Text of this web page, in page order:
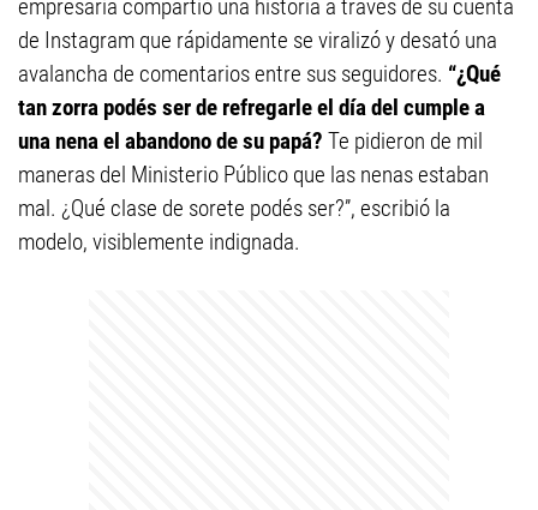
empresaria compartió una historia a través de su cuenta
de Instagram que rápidamente se viralizó y desató una
avalancha de comentarios entre sus seguidores. “¿Qué
tan zorra podés ser de refregarle el día del cumple a
una nena el abandono de su papá? Te pidieron de mil
maneras del Ministerio Público que las nenas estaban
mal. ¿Qué clase de sorete podés ser?”, escribió la
modelo, visiblemente indignada.